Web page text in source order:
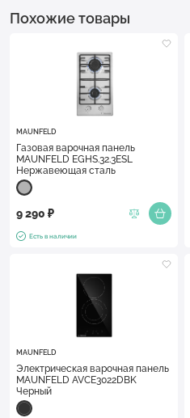
Похожие товары
MAUNFELD
Газовая варочная панель
MAUNFELD EGHS.32.3ESL
Нержавеющая сталь
9 290 ₽
Есть в наличии
MAUNFELD
Электрическая варочная панель
MAUNFELD AVCE3022DBK
Черный